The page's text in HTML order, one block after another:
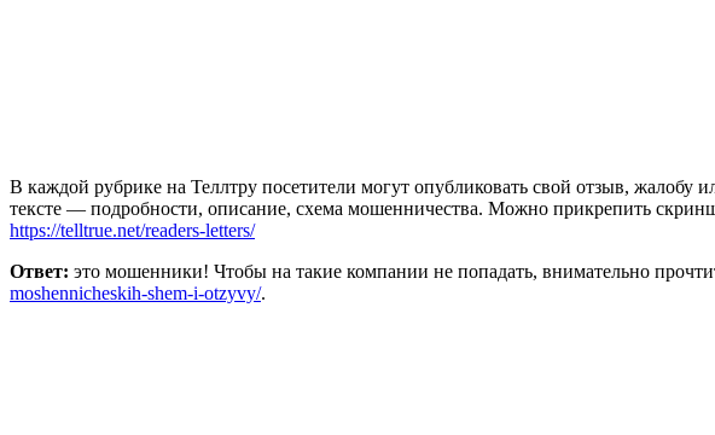
В каждой рубрике на Теллтру посетители могут опубликовать свой отзыв, жалобу
тексте — подробности, описание, схема мошенничества. Можно прикрепить
https://telltrue.net/readers-letters/
Ответ: это мошенники! Чтобы на такие компании не попадать, внимательно
moshennicheskih-shem-i-otzyvy/.